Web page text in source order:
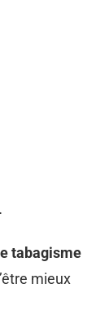
tabagisme
mieux